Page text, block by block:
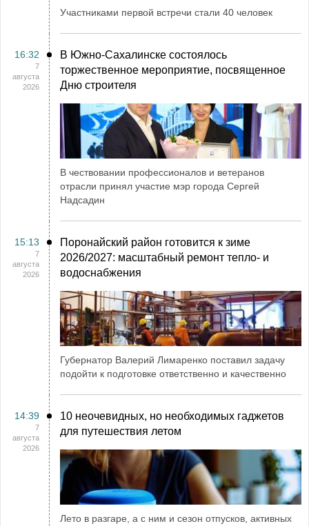
Участниками первой встречи стали 40 человек
16:32
7
августа
2026
В Южно-Сахалинске состоялось
торжественное мероприятие, посвященное
Дню строителя
В чествовании профессионалов и ветеранов
отрасли принял участие мэр города Сергей
Надсадин
15:13
7
августа
2026
Поронайский район готовится к зиме
2026/2027: масштабный ремонт тепло- и
водоснабжения
Губернатор Валерий Лимаренко поставил задачу
подойти к подготовке ответственно и качественно
14:39
7
августа
2026
10 неочевидных, но необходимых гаджетов
для путешествия летом
Лето в разгаре, а с ним и сезон отпусков, активных